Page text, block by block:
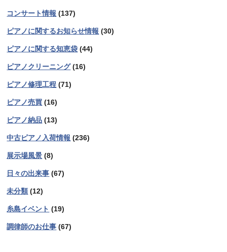
コンサート情報 (137)
ピアノに関するお知らせ情報 (30)
ピアノに関する知恵袋 (44)
ピアノクリーニング(16)
ピアノ修理工程 (71)
ピアノ売買 (16)
ピアノ納品 (13)
中古ピアノ入荷情報 (236)
展示場風景 (8)
日々の出来事 (67)
未分類 (12)
糸島イベント (19)
調律師のお仕事 (67)